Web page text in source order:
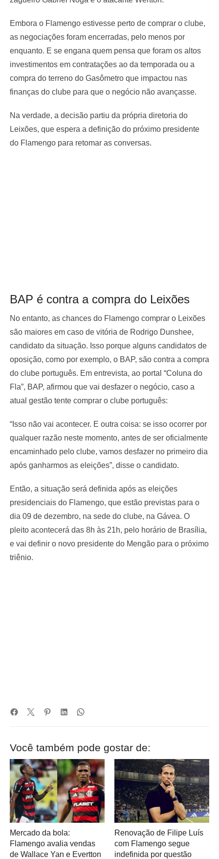
Embora o Flamengo estivesse perto de comprar o clube,
as negociações foram encerradas, pelo menos por
enquanto. E se engana quem pensa que foram os altos
investimentos em contratações ao da temporada ou a
compra do terreno do Gasômetro que impactou nas
finanças do clube para que o negócio não avançasse.
Na verdade, a decisão partiu da própria diretoria do
Leixões, que espera a definição do próximo presidente
do Flamengo para retomar as conversas.
BAP é contra a compra do Leixões
No entanto, as chances do Flamengo comprar o Leixões
são maiores em caso de vitória de Rodrigo Dunshee,
candidato da situação. Isso porque alguns candidatos de
oposição, como por exemplo, o BAP, são contra a compra
do clube português. Em entrevista, ao portal “Coluna do
Fla”, BAP, afirmou que vai desfazer o negócio, caso a
atual gestão tente comprar o clube português:
“Isso não vai acontecer. E outra coisa: se isso ocorrer por
qualquer razão neste momento, antes de ser oficialmente
encaminhado pelo clube, vamos desfazer no primeiro dia
após ganharmos as eleições”, disse o candidato.
Então, a situação será definida após as eleições
presidenciais do Flamengo, que estão previstas para o
dia 09 de dezembro, na sede do clube, na Gávea. O
pleito acontecerá das 8h às 21h, pelo horário de Brasília,
e vai definir o novo presidente do Mengão para o próximo
triênio.
Você também pode gostar de:
Mercado da bola:
Flamengo avalia vendas
de Wallace Yan e Evertton
Renovação de Filipe Luís
com Flamengo segue
indefinida por questão